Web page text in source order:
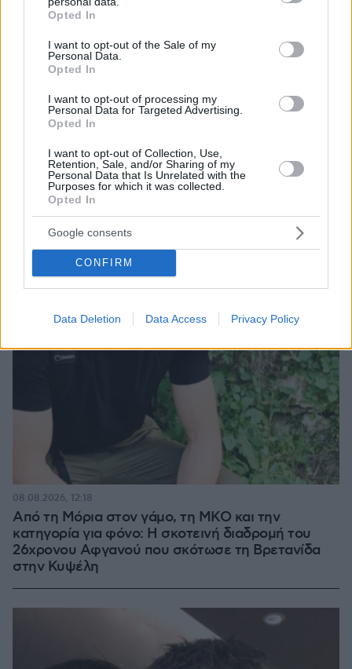
grant or deny consent to Google and its third-party tags to
use your data for below specified purposes in below Google
consent section.
Opted In
I want to opt-out of the Sale of my
Personal Data.
Opted In
I want to opt-out of processing my
Personal Data for Targeted Advertising.
Opted In
I want to opt-out of Collection, Use,
Retention, Sale, and/or Sharing of my
Personal Data that Is Unrelated with the
Purposes for which it was collected.
Opted In
Google consents
CONFIRM
Data Deletion Data Access Privacy Policy
πατέρας μου έχει μεταστάσεις στα οστά - Έπινα 4
λίτρα βότκα τη μέρα, κάπνιζα κρακ κάθε 15 λεπτά
08.08.2026, 14:25
Από τη Μόρια στον γάμο, τη ΜΚΟ και την
κατηγορία για φόνο: Η σκοτεινή διαδρομή του
26χρονου Αφγανού που σκότωσε τη Βρετανίδα
στην Κυψέλη
08.08.2026, 12:18